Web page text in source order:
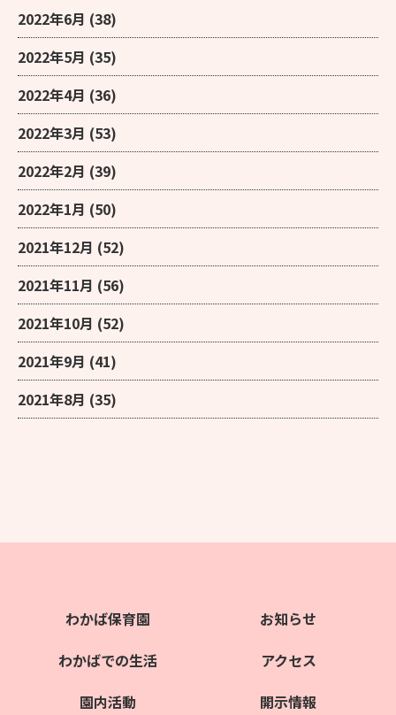
2022年6月 (38)
2022年5月 (35)
2022年4月 (36)
2022年3月 (53)
2022年2月 (39)
2022年1月 (50)
2021年12月 (52)
2021年11月 (56)
2021年10月 (52)
2021年9月 (41)
2021年8月 (35)
わかば保育園
わかばでの生活
園内活動
お知らせ
アクセス
開示情報